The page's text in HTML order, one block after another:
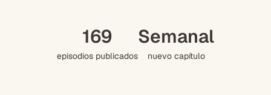
169
episodios publicados
Semanal
nuevo capítulo